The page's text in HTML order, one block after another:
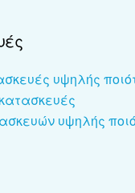
υψηλής
υψηλής